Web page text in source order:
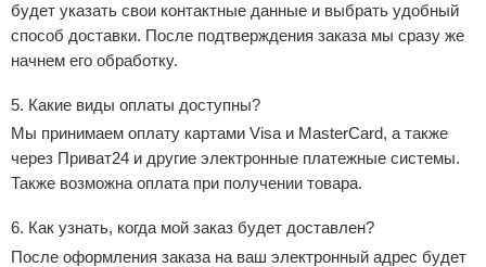
будет указать свои контактные данные и выбрать удобный
способ доставки. После подтверждения заказа мы сразу же
начнем его обработку.
5. Какие виды оплаты доступны?
Мы принимаем оплату картами Visa и MasterCard, а также
через Приват24 и другие электронные платежные системы.
Также возможна оплата при получении товара.
6. Как узнать, когда мой заказ будет доставлен?
После оформления заказа на ваш электронный адрес будет